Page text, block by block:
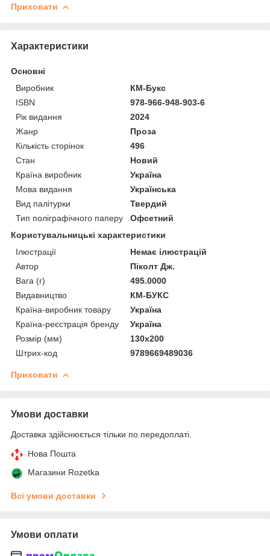
Приховати
Характеристики
Основні
Виробник
КМ-Букс
ISBN
978-966-948-903-6
Рік видання
2024
Жанр
Проза
Кількість сторінок
496
Стан
Новий
Країна виробник
Україна
Мова видання
Українська
Вид палітурки
Твердий
Тип поліграфічного паперу
Офсетний
Користувальницькі характеристики
Ілюстрації
Немає ілюстрацій
Автор
Піколт Дж.
Вага (г)
495.0000
Видавництво
КМ-БУКС
Країна-виробник товару
Україна
Країна-реєстрація бренду
Україна
Розмір (мм)
130х200
Штрих-код
9789669489036
Приховати
Умови доставки
Доставка здійснюється тільки по передоплаті.
Нова Пошта
Магазини Rozetka
Всі умови доставки
Умови оплати